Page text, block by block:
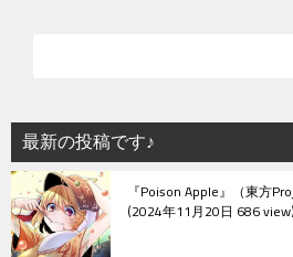
シ
ョ
ン
最新の投稿です♪
『Poison Apple』（東方
2024年11月20日 686 view